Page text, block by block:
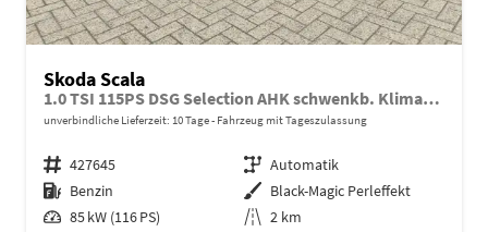
Skoda Scala
1.0 TSI 115PS DSG Selection AHK schwenkb. Klimaautomatik Sitzheizung PDC Rückf.Kamera Apple CarPlay Android Auto
unverbindliche Lieferzeit: 10 Tage Fahrzeug mit Tageszulassung
Fahrzeugnr. 427645 Getriebe Automatik
Kraftstoff Benzin Außenfarbe Black-Magic Perleffekt
Leistung 85 kW (116 PS) Kilometerstand 2 km